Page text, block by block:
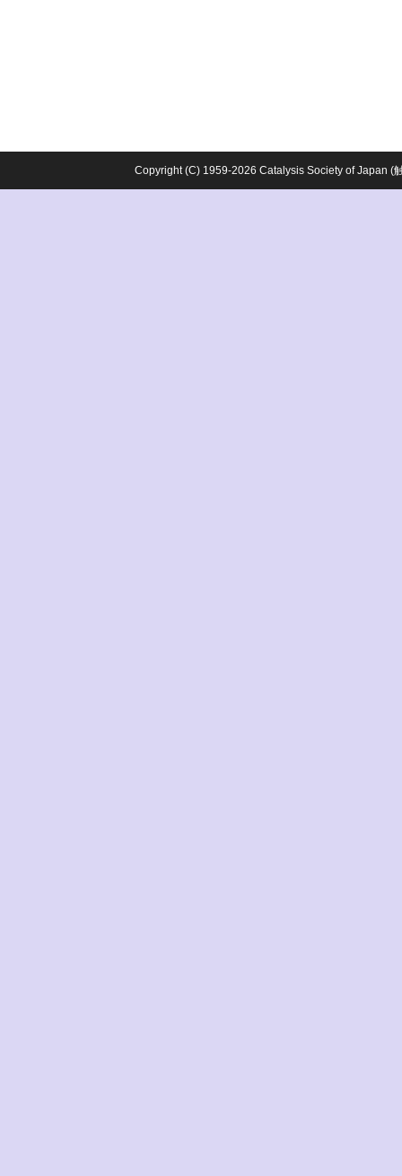
Copyright (C) 1959-2026 Catalysis Society of Japan (